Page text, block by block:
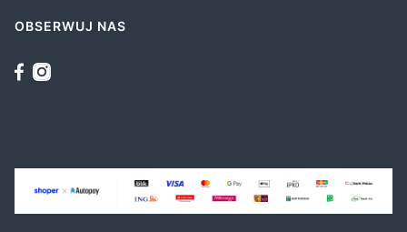
OBSERWUJ NAS